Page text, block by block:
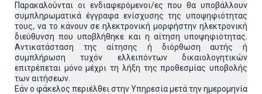
Παρακαλούνται οι ενδιαφερόμενοι/ες που θα υποβάλλουν
συμπληρωματικά έγγραφα ενίσχυσης της υποψηφιότητας
τους, να το κάνουν σε ηλεκτρονική μορφήστην ηλεκτρονική
διεύθυνση που υποβλήθηκε και η αίτηση υποψηφιότητας.
Αντικατάσταση της αίτησης ή διόρθωση αυτής ή
συμπλήρωση τυχόν ελλειπόντων δικαιολογητικών
επιτρέπεται μόνο μέχρι τη λήξη της προθεσμίας υποβολής
των αιτήσεων.
Εάν ο φάκελος περιέλθει στην Υπηρεσία μετά την ημερομηνία